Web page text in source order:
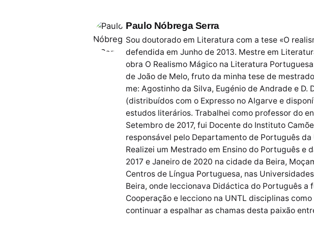
Paulo Nóbrega Serra
Sou doutorado em Literatura com a tese «O
defendida em Junho de 2013. Mestre em
obra O Realismo Mágico na Literatura
de João de Melo, fruto da minha tese de
me: Agostinho da Silva, Eugénio de Andrade e
(distribuídos com o Expresso no Algarve e
estudos literários. Trabalhei como professor do
Setembro de 2017, fui Docente do Instituto
responsável pelo Departamento de Português
Realizei um Mestrado em Ensino do Português e
2017 e Janeiro de 2020 na cidade da Beira,
Centros de Língua Portuguesa, nas
Beira, onde leccionava Didáctica do Português
Cooperação e lecciono na UNTL disciplinas
continuar a espalhar as chamas desta paixão